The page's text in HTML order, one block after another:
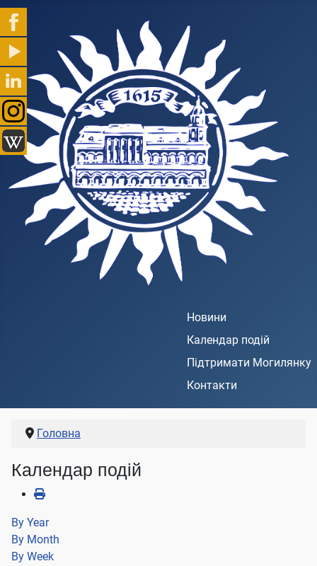
Новини
Календар подій
Підтримати Могилянку
Контакти
Головна
Календар подій
By Year
By Month
By Week